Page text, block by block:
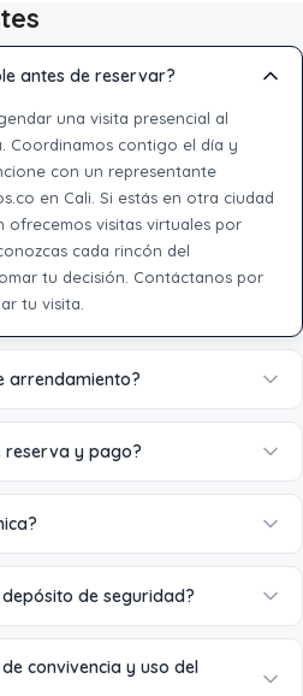
antes de reservar?
una visita presencial al
Coordinamos contigo el día y
con un representante
en Cali. Si estás en otra ciudad
ofrecemos visitas virtuales por
cada rincón del
tu decisión. Contáctanos por
tu visita.
arrendamiento?
reserva y pago?
de seguridad?
convivencia y uso del